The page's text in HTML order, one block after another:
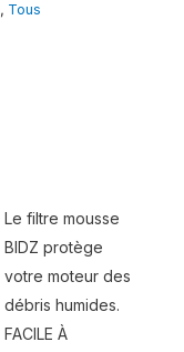
, Tous
Le filtre mousse
BIDZ protège
votre moteur des
débris humides.
FACILE À